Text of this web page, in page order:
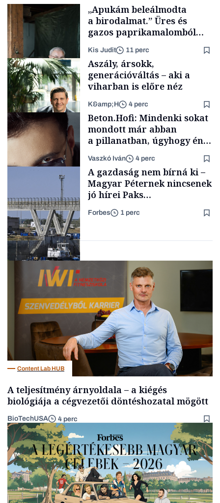
Családi
vállalkozások
„Apukám beleálmodta
a birodalmat.” Üres és
gazos paprikamalomból
lett az igazi családi
fűszersztori
Kis Judit 11 perc
TÁMOGATÓI
Aszály, ársokk,
generációváltás – aki a
viharban is előre néz
K&amp;H 4 perc
Forbes-sztori
Beton.Hofi: Mindenki sokat
mondott már abban
a pillanatban, úgyhogy én
a legsarkosabb
gondolataimat akartam
kimondani
Vaszkó Iván 4 perc
A gazdaság nem bírná ki –
Magyar Péternek nincsenek
jó hírei Paks
újraindításáról
Forbes 1 perc
Content Lab HUB
A teljesítmény árnyoldala – a kiégés
biológiája a cégvezetői döntéshozatal mögött
BioTechUSA 4 perc